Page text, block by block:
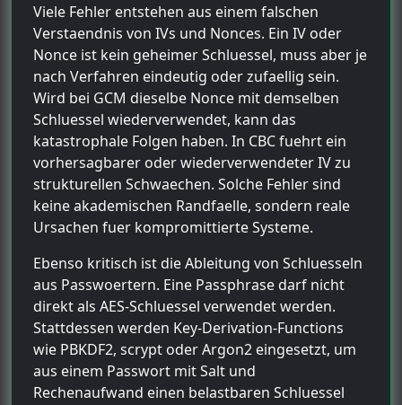
Viele Fehler entstehen aus einem falschen
Verstaendnis von IVs und Nonces. Ein IV oder
Nonce ist kein geheimer Schluessel, muss aber je
nach Verfahren eindeutig oder zufaellig sein.
Wird bei GCM dieselbe Nonce mit demselben
Schluessel wiederverwendet, kann das
katastrophale Folgen haben. In CBC fuehrt ein
vorhersagbarer oder wiederverwendeter IV zu
strukturellen Schwaechen. Solche Fehler sind
keine akademischen Randfaelle, sondern reale
Ursachen fuer kompromittierte Systeme.
Ebenso kritisch ist die Ableitung von Schluesseln
aus Passwoertern. Eine Passphrase darf nicht
direkt als AES-Schluessel verwendet werden.
Stattdessen werden Key-Derivation-Functions
wie PBKDF2, scrypt oder Argon2 eingesetzt, um
aus einem Passwort mit Salt und
Rechenaufwand einen belastbaren Schluessel